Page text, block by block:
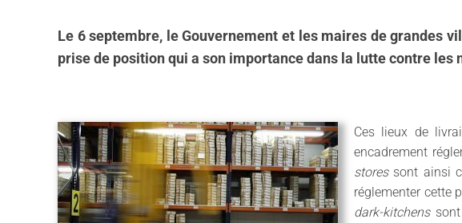
Le 6 septembre, le Gouvernement et les maires de grandes
prise de position qui a son importance dans la lutte contre les
Ces lieux de
encadrement
storessont ainsi
réglementer cette
dark-kitchenssont